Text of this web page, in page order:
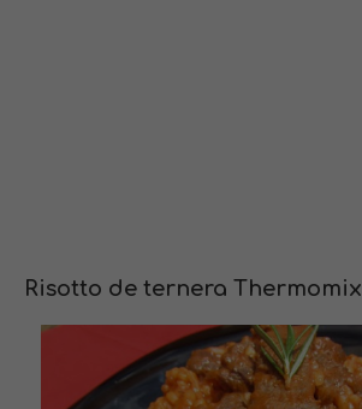
Risotto de ternera Thermomix